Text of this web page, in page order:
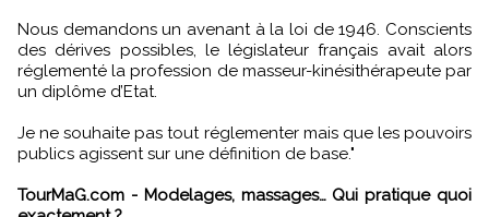
Nous demandons un avenant à la loi de 1946. Conscients
des dérives possibles, le législateur français avait alors
réglementé la profession de masseur-kinésithérapeute par
un diplôme d’Etat.
Je ne souhaite pas tout réglementer mais que les pouvoirs
publics agissent sur une définition de base."
TourMaG.com - Modelages, massages… Qui pratique quoi